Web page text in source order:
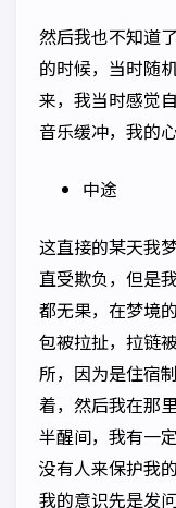
然后我也不知道
的时候，当时随
来，我当时感觉
音乐缓冲，我的
中途
这直接的某天我
直受欺负，但是
都无果，在梦境
包被拉扯，拉链
所，因为是住宿
着，然后我在那
半醒间，我有一
没有人来保护我
我的意识先是发